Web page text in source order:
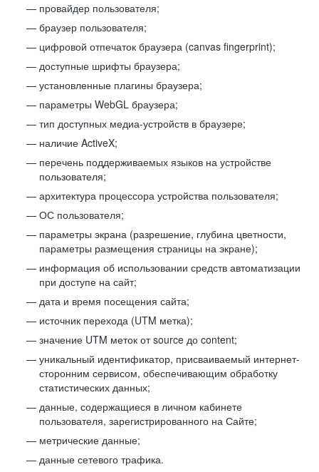
провайдер пользователя;
браузер пользователя;
цифровой отпечаток браузера (canvas fingerprint);
доступные шрифты браузера;
установленные плагины браузера;
параметры WebGL браузера;
тип доступных медиа-устройств в браузере;
наличие ActiveX;
перечень поддерживаемых языков на устройстве
пользователя;
архитектура процессора устройства пользователя;
ОС пользователя;
параметры экрана (разрешение, глубина цветности,
параметры размещения страницы на экране);
информация об использовании средств автоматизации
при доступе на сайт;
дата и время посещения сайта;
источник перехода (UTM метка);
значение UTM меток от source до content;
уникальный идентификатор, присваиваемый интернет-
сторонним сервисом, обеспечивающим обработку
статистических данных;
данные, содержащиеся в личном кабинете
пользователя, зарегистрированного на Сайте;
метрические данные;
данные сетевого трафика.